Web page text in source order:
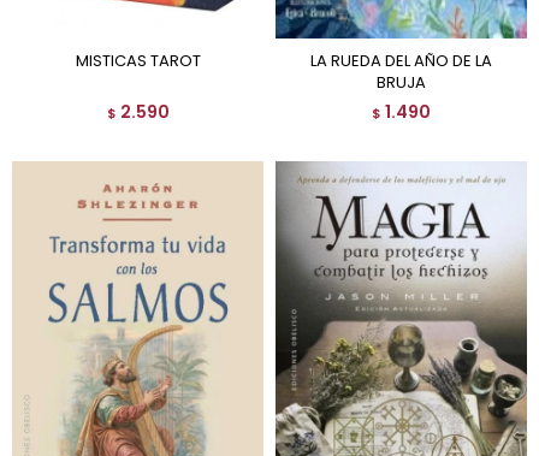
MISTICAS TAROT
$ 2.590
LA RUEDA DEL AÑO DE LA
BRUJA
$ 1.490